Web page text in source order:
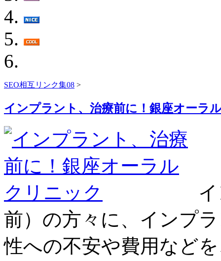
SEO相互リンク集08 >
インプラント、治療前に！銀座オーラ
前）の方々に、インプ
性への不安や費用など